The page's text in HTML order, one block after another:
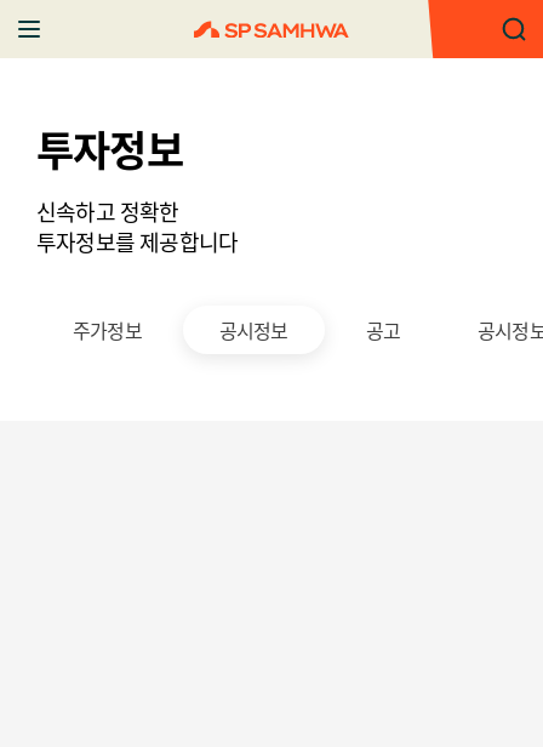
투자정보
신속하고 정확한
투자정보를 제공합니다
주가정보 공시정보 공고 공시정